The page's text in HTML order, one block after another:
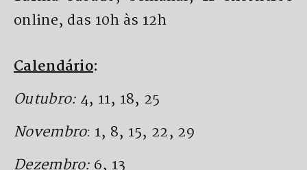
online, das 10h às 12h
Calendário:
Outubro: 4, 11, 18, 25
Novembro: 1, 8, 15, 22, 29